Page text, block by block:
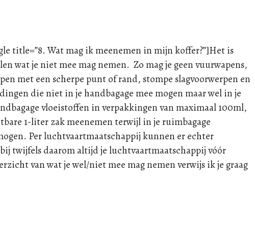
title=”8. Wat mag ik meenemen in mijn koffer?”]Het is
wat je niet mee mag nemen. Zo mag je geen vuurwapens,
met een scherpe punt of rand, stompe slagvoorwerpen en
die niet in je handbagage mee mogen maar wel in je
vloeistoffen in verpakkingen van maximaal 100ml,
1-liter zak meenemen terwijl in je ruimbagage
Per luchtvaartmaatschappij kunnen er echter
twijfels daarom altijd je luchtvaartmaatschappij vóór
van wat je wel/niet mee mag nemen verwijs ik je graag